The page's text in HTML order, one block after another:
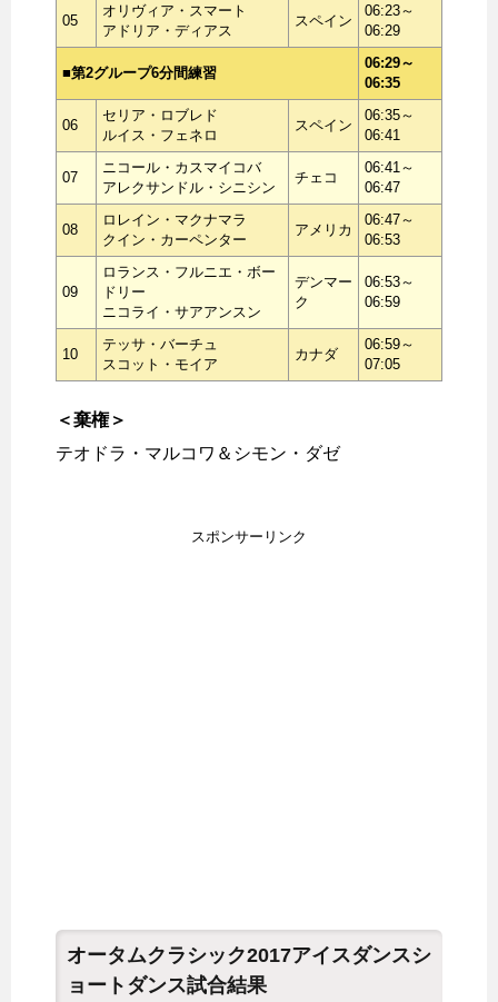
05
オリヴィア・スマート
アドリア・ディアス
スペイン
06:23～
06:29
■第2グループ6分間練習
06:29～
06:35
06
セリア・ロブレド
ルイス・フェネロ
スペイン
06:35～
06:41
07
ニコール・カスマイコバ
アレクサンドル・シニシン
チェコ
06:41～
06:47
08
ロレイン・マクナマラ
クイン・カーペンター
アメリカ
06:47～
06:53
09
ロランス・フルニエ・ボー
ドリー
ニコライ・サアアンスン
デンマー
ク
06:53～
06:59
10
テッサ・バーチュ
スコット・モイア
カナダ
06:59～
07:05
＜棄権＞
テオドラ・マルコワ＆シモン・ダゼ
スポンサーリンク
オータムクラシック2017アイスダンスシ
ョートダンス試合結果